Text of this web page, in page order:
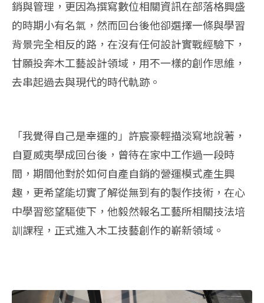
銷與管理，更因為撰寫數位相關資訊在部落格興盛
的時期小有名氣，然而回台後他卻選擇一條與學習
背景完全相反的路，在沒有任何設計實戰經驗下，
甘願投奔木工藝設計領域，用不一樣的創作思維，
去串起過去與現代的時代軌跡。
「我覺得自己是幸運的」許宸豪輕描淡寫地說著，
自夏威夷學成回台後，曾待在家中工作過一段時
間，期間他對於如何自產自銷的營運模式產生興
趣，更希望能切實了解從無到有的製作技術，在心
中學習慾望驅使下，他毅然報名工藝所相關技法培
訓課程，正式進入木工技藝創作的嶄新領域。